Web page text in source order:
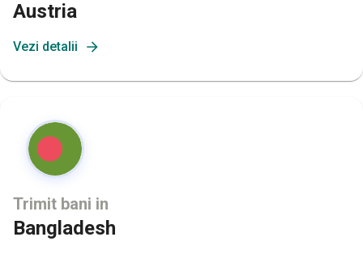
Austria
Vezi detalii
Trimit bani in
Bangladesh